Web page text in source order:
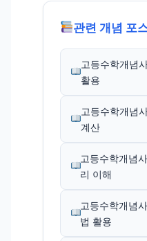
관련 개념 포
고등수학개념
활용
고등수학개념
계산
고등수학개념
리 이해
고등수학개념
법 활용